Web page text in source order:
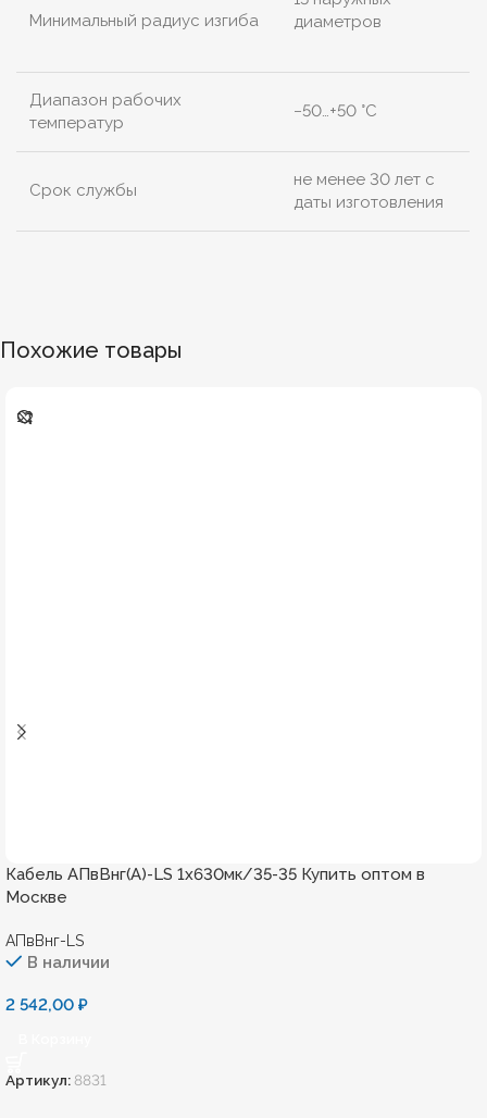
Минимальный радиус изгиба
диаметров
Диапазон рабочих
температур
−50…+50 °C
Срок службы
не менее 30 лет с
даты изготовления
Похожие товары
Кабель АПвВнг(А)-LS 1х630мк/35-35 Купить оптом в
Москве
АПвВнг-LS
В наличии
2 542,00 ₽
Артикул:8831